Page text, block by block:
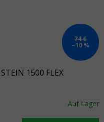
74 €
–10 %
1500 FLEX
Auf Lager